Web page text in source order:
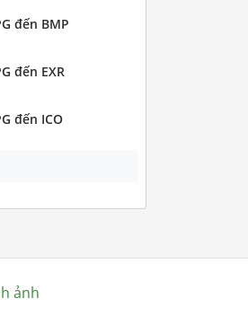
đến BMP
đến EXR
đến ICO
ảnh